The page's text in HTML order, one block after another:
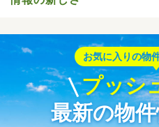
お気に入りの物
プッシ
最新の物